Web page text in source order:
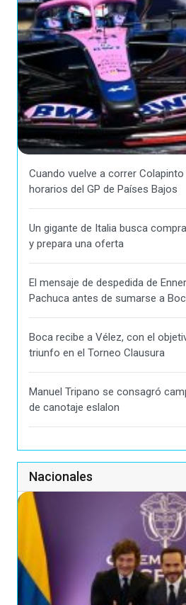
Cuando vuelve a correr Colapinto
horarios del GP de Países Bajos
Un gigante de Italia busca
y prepara una oferta
El mensaje de despedida de
Pachuca antes de sumarse a
Boca recibe a Vélez, con el
triunfo en el Torneo Clausura
Manuel Tripano se consagró
de canotaje eslalon
Nacionales